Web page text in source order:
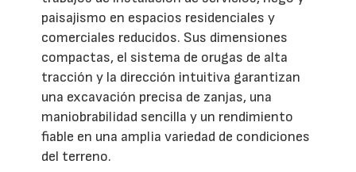
paisajismo en espacios residenciales y
comerciales reducidos. Sus dimensiones
compactas, el sistema de orugas de alta
tracción y la dirección intuitiva garantizan
una excavación precisa de zanjas, una
maniobrabilidad sencilla y un rendimiento
fiable en una amplia variedad de condiciones
del terreno.